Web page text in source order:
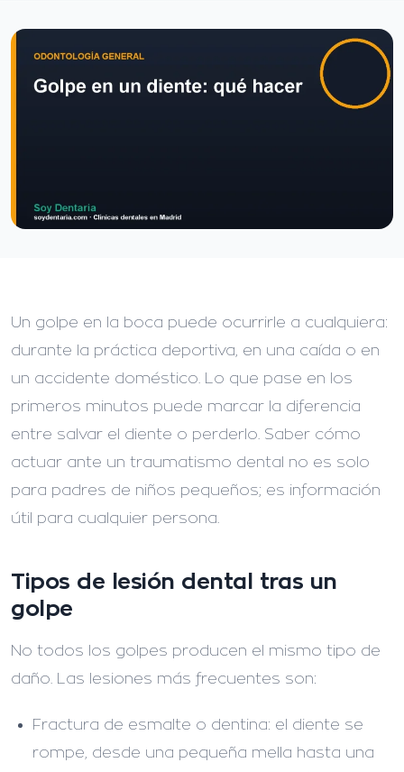
Un golpe en la boca puede ocurrirle a cualquiera:
durante la práctica deportiva, en una caída o en
un accidente doméstico. Lo que pase en los
primeros minutos puede marcar la diferencia
entre salvar el diente o perderlo. Saber cómo
actuar ante un traumatismo dental no es solo
para padres de niños pequeños; es información
útil para cualquier persona.
Tipos de lesión dental tras un
golpe
No todos los golpes producen el mismo tipo de
daño. Las lesiones más frecuentes son:
Fractura de esmalte o dentina: el diente se
rompe, desde una pequeña mella hasta una